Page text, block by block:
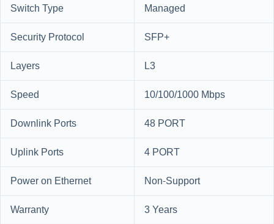
Switch Type
Managed
Security Protocol
SFP+
Layers
L3
Speed
10/100/1000 Mbps
Downlink Ports
48 PORT
Uplink Ports
4 PORT
Power on Ethernet
Non-Support
Warranty
3 Years